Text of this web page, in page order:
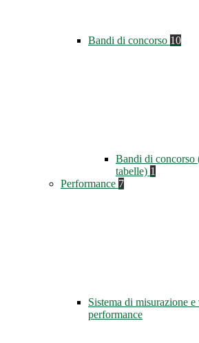
Bandi di concorso 10
Bandi di concorso
tabelle) 1
Performance 7
Sistema di misurazione
performance